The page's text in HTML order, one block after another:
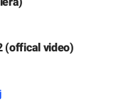
(offical video)